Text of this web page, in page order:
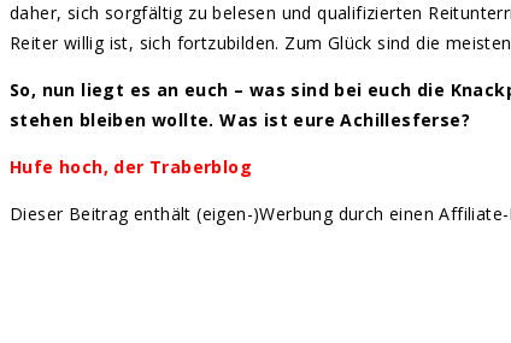
daher, sich sorgfältig zu belesen und qualifizierten
Reiter willig ist, sich fortzubilden. Zum Glück sind die
So, nun liegt es an euch – was sind bei euch die
stehen bleiben wollte. Was ist eure Achillesferse?
Hufe hoch, der Traberblog
Dieser Beitrag enthält (eigen-)Werbung durch einen